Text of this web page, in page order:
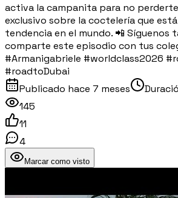
activa la campanita para no
exclusivo sobre la coctelería que
tendencia en el mundo. 📲 Síguenos
comparte este episodio con tus
#Armanigabriele #worldclass2026
#roadtoDubai
Publicado hace 7 meses
145
11
4
Marcar como visto